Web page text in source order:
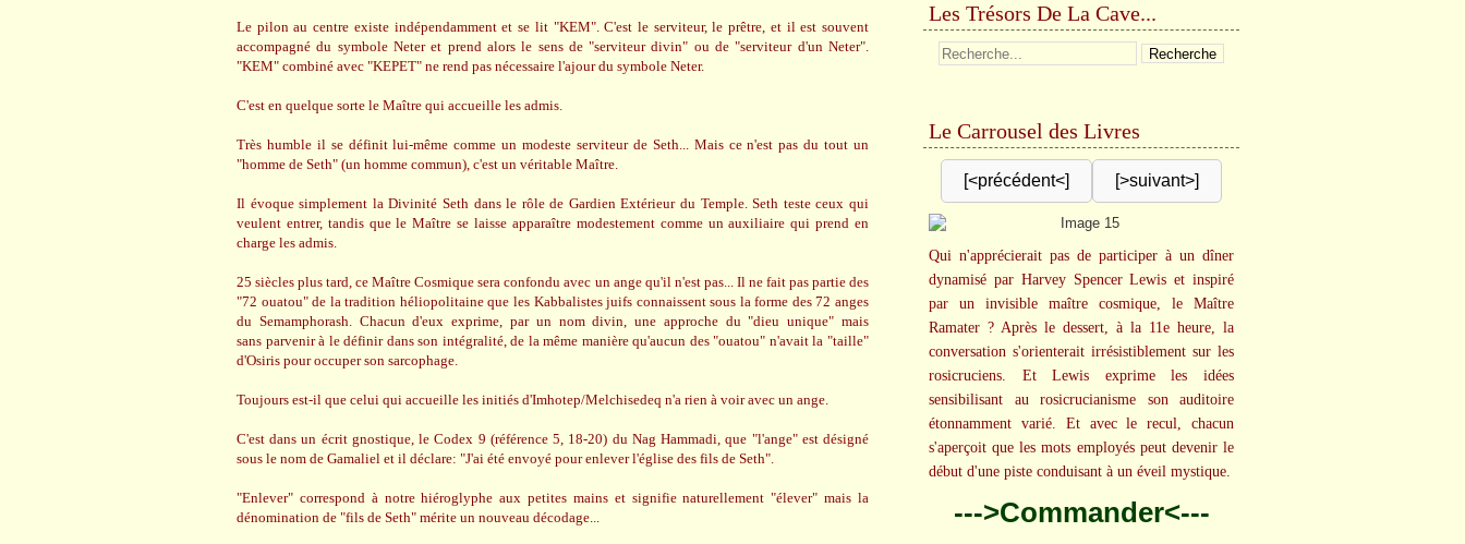
Le pilon au centre existe indépendamment et se lit "KEM". C'est le serviteur, le prêtre, et il est souvent
accompagné du symbole Neter et prend alors le sens de "serviteur divin" ou de "serviteur d'un Neter".
"KEM" combiné avec "KEPET" ne rend pas nécessaire l'ajour du symbole Neter.
C'est en quelque sorte le Maître qui accueille les admis.
Très humble il se définit lui-même comme un modeste serviteur de Seth... Mais ce n'est pas du tout un
"homme de Seth" (un homme commun), c'est un véritable Maître.
Il évoque simplement la Divinité Seth dans le rôle de Gardien Extérieur du Temple. Seth teste ceux qui
veulent entrer, tandis que le Maître se laisse apparaître modestement comme un auxiliaire qui prend en
charge les admis.
25 siècles plus tard, ce Maître Cosmique sera confondu avec un ange qu'il n'est pas... Il ne fait pas partie des
"72 ouatou" de la tradition héliopolitaine que les Kabbalistes juifs connaissent sous la forme des 72 anges
du Semamphorash. Chacun d'eux exprime, par un nom divin, une approche du "dieu unique" mais
sans parvenir à le définir dans son intégralité, de la même manière qu'aucun des "ouatou" n'avait la "taille"
d'Osiris pour occuper son sarcophage.
Toujours est-il que celui qui accueille les initiés d'Imhotep/Melchisedeq n'a rien à voir avec un ange.
C'est dans un écrit gnostique, le Codex 9 (référence 5, 18-20) du Nag Hammadi, que "l'ange" est désigné
sous le nom de Gamaliel et il déclare: "J'ai été envoyé pour enlever l'église des fils de Seth".
"Enlever" correspond à notre hiéroglyphe aux petites mains et signifie naturellement "élever" mais la
dénomination de "fils de Seth" mérite un nouveau décodage...
Les Trésors De La Cave...
Le Carrousel des Livres
[<précédent<] [>suivant>]
Qui n'apprécierait pas de participer à un dîner
dynamisé par Harvey Spencer Lewis et inspiré
par un invisible maître cosmique, le Maître
Ramater ? Après le dessert, à la 11e heure, la
conversation s'orienterait irrésistiblement sur les
rosicruciens. Et Lewis exprime les idées
sensibilisant au rosicrucianisme son auditoire
étonnamment varié. Et avec le recul, chacun
s'aperçoit que les mots employés peut devenir le
début d'une piste conduisant à un éveil mystique.
--->Commander<---